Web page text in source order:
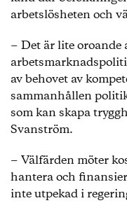
arbetslösheten och
− Det är lite oroande
av behovet av
sammanhållen
som kan skapa
Svanström.
− Välfärden möter
hantera och
inte utpekad i